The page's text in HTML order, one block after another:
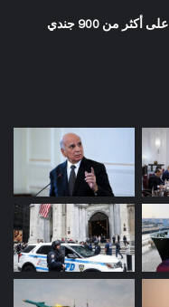
على مختلف المحاور.. روسيا تعلن القضاء على أكثر من 900 جندي